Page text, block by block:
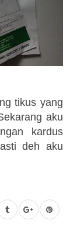
tikus yang
aku
kardus
deh aku